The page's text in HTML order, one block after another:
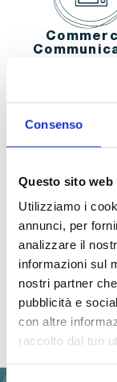
Consenso
Questo sito
Utilizziamo i
annunci, per
analizzare il
informazioni sul
nostri partner
pubblicità e
con altre
raccolto dal tuo
Fashion
VEDI
TUTTI